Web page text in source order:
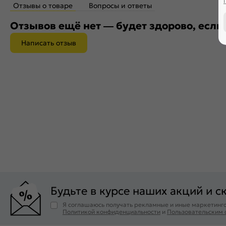
Отзывы о товаре Вопросы и ответы
Отзывов ещё нет — будет здорово, если
Написать отзыв
Будьте в курсе наших акций и
Я соглашаюсь получать рекламные и иные
Политикой конфиденциальности и Пользовательским